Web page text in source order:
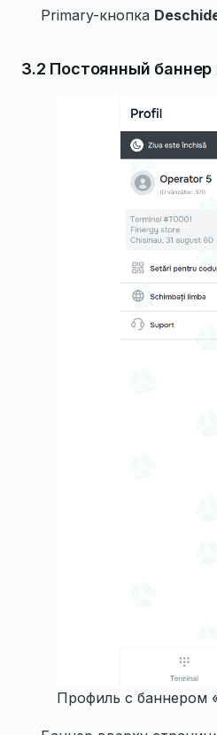
Primary-кнопка
3.2 Постоянный
Профиль с баннером